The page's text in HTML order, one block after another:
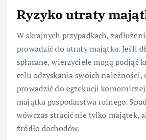
Ryzyko utraty
W skrajnych przypadkach,
prowadzić do utraty majątku. Jeśli
spłacane, wierzyciele mogą podjąć
celu odzyskania swoich należności,
prowadzić do egzekucji
majątku gospodarstwa rolnego.
wówczas stracić nie tylko majątek,
źródło dochodów.